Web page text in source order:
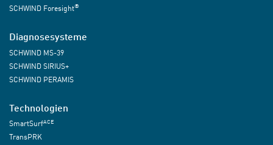
SCHWIND Foresight®
Diagnosesysteme
SCHWIND MS-39
SCHWIND SIRIUS+
SCHWIND PERAMIS
Technologien
SmartSurfACE
TransPRK